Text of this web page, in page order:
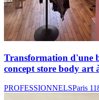
Transformation d'une
concept store body art
PROFESSIONNELSParis 11